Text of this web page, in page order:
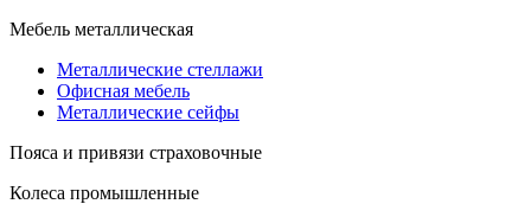
Мебель металлическая
Металлические стеллажи
Офисная мебель
Металлические сейфы
Пояса и привязи страховочные
Колеса промышленные